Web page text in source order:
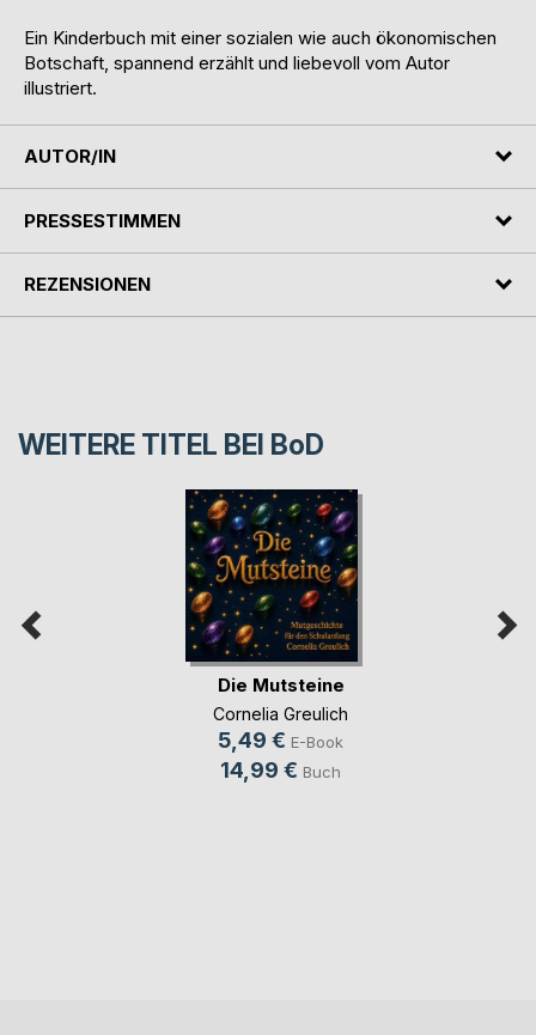
Ein Kinderbuch mit einer sozialen wie auch ökonomischen
Botschaft, spannend erzählt und liebevoll vom Autor
illustriert.
AUTOR/IN
PRESSESTIMMEN
REZENSIONEN
WEITERE TITEL BEI BoD
Die Mutsteine
Cornelia Greulich
5,49 € E-Book
14,99 € Buch